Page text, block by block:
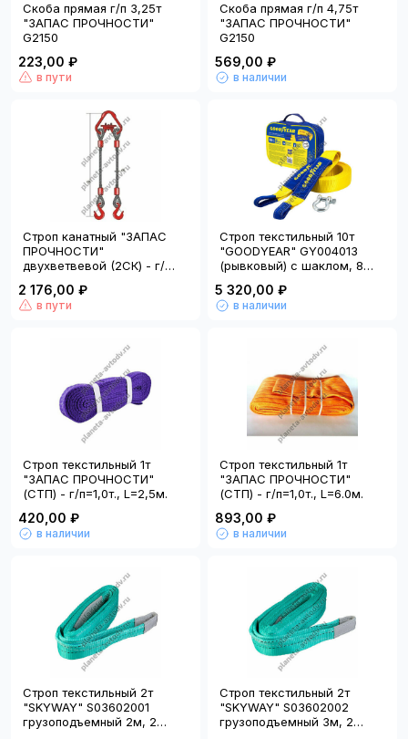
Скоба прямая г/п 3,25т
"ЗАПАС ПРОЧНОСТИ"
G2150
223,00 ₽
в пути
Скоба прямая г/п 4,75т
"ЗАПАС ПРОЧНОСТИ"
G2150
569,00 ₽
в наличии
Строп канатный "ЗАПАС
ПРОЧНОСТИ"
двухветвевой (2СК) - г/
2 176,00 ₽
в пути
Строп текстильный 10т
"GOODYEAR" GY004013
(рывковый) с шаклом, 8
5 320,00 ₽
в наличии
Строп текстильный 1т
"ЗАПАС ПРОЧНОСТИ"
(СТП) - г/п=1,0т., L=2,5м.
420,00 ₽
в наличии
Строп текстильный 1т
"ЗАПАС ПРОЧНОСТИ"
(СТП) - г/п=1,0т., L=6.0м.
893,00 ₽
в наличии
Строп текстильный 2т
"SKYWAY" S03602001
грузоподъемный 2м, 2
Строп текстильный 2т
"SKYWAY" S03602002
грузоподъемный 3м, 2